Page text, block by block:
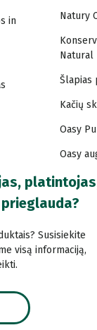
in
Natury
Natural
Šlapias
Kačių
Oasy
Oasy
Susisiekite
visą informaciją,